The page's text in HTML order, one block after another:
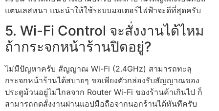
แตนเลสหนา แนะนำให้ใช้ระบบมอเตอร์ไฟฟ้าจะดีที่สุดครับ
5. Wi-Fi Control จะสั่งงานได้ไหม
ถ้ากระจกหน้าร้านปิดอยู่?
ไม่มีปัญหาครับ สัญญาณ Wi-Fi (2.4GHz) สามารถทะลุ
กระจกหน้าร้านได้สบายๆ ขอเพียงตัวกล่องรับสัญญาณของ
ประตูม้วนอยู่ไม่ไกลจาก Router Wi-Fi ของร้านค้าเกินไป ก็
สามารถกดสั่งงานผ่านแอปมือถือจากนอกร้านได้ทันทีครับ